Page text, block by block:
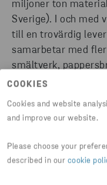
COOKIES
Cookies and website
and improve our website.
Please choose your
described in our cookie
miljoner ton
Sverige). I och med
till en trovärdig
samarbetar med
smältverk,
hela världen och
Så